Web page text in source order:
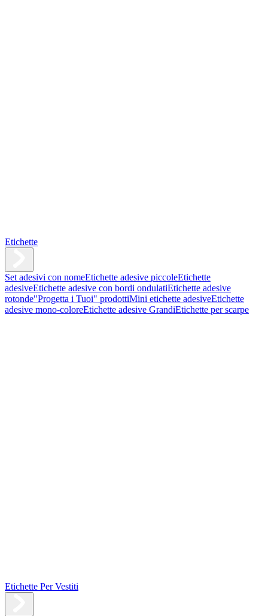
Etichette
Set adesivi con nomeEtichette adesive piccoleEtichette
adesiveEtichette adesive con bordi ondulatiEtichette adesive
rotonde"Progetta i Tuoi" prodottiMini etichette adesiveEtichette
adesive mono-coloreEtichette adesive GrandiEtichette per scarpe
Etichette Per Vestiti